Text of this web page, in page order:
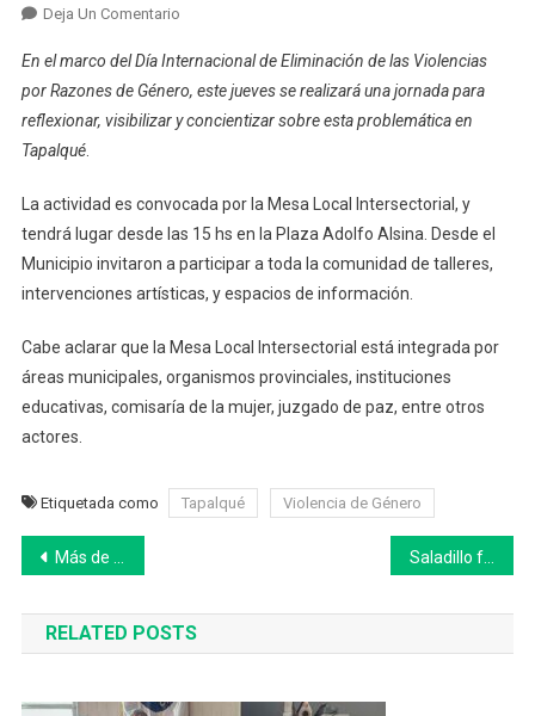
Deja Un ComentarioEn
Sobre
Violencia
De
Tapalqué
En el marco del Día Internacional de Eliminación de las Violencias
por Razones de Género, este jueves se realizará una jornada para
reflexionar, visibilizar y concientizar sobre esta problemática en
Tapalqué.
La actividad es convocada por la Mesa Local Intersectorial, y
tendrá lugar desde las 15 hs en la Plaza Adolfo Alsina. Desde el
Municipio invitaron a participar a toda la comunidad de talleres,
intervenciones artísticas, y espacios de información.
Cabe aclarar que la Mesa Local Intersectorial está integrada por
áreas municipales, organismos provinciales, instituciones
educativas, comisaría de la mujer, juzgado de paz, entre otros
actores.
Etiquetada como Tapalqué Violencia de Género
Navegación
de
entradas
Más de 7 millones de jubilados y pensionados cobrarán el aguinaldo en diciembre
RELATED POSTS